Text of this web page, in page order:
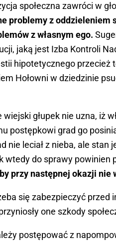
społeczna zawróci w
problemy z
z własnym ego.
jaką jest Izba Kontroli
hipotetycznego
Hołowni w dziedzinie
głupek nie uzna, iż
postępkowi grad go
nie leciał z nieba, ale stan
wtedy do sprawy powinien
przy następnej okazji nie
się zabezpieczyć
one szkody
postępować z